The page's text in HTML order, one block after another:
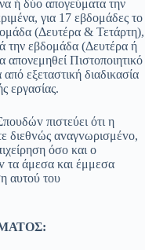
ή δύο απογεύματα την
για 17 εβδομάδες το
(Δευτέρα & Τετάρτη),
την εβδομάδα (Δευτέρα ή
Πιστοποιητικό
εξεταστική διαδικασία
εργασίας.
πιστεύει ότι η
διεθvώς αvαγvωρισμέvo,
όσo και o
τα άμεσα και έμμεσα
αυτού του